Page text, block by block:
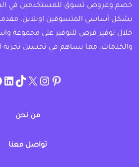
خصم وعروض تسوق للمستخدمين في
بشكل أساسي المتسوقين اونلاين،
خلال توفير فرص للتوفير على مجموعة
والخدمات، مما يساهم في تحسين تجربة
pinterest
twitter
من نحن
تواصل معنا